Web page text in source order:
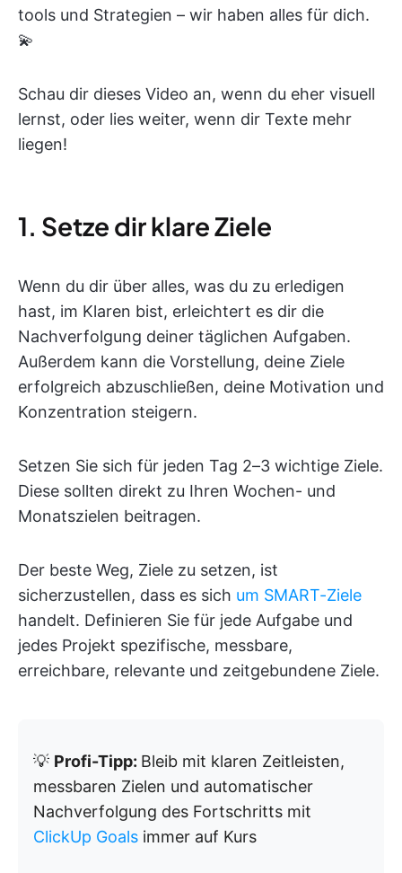
tools und Strategien – wir haben alles für dich.
💫
Schau dir dieses Video an, wenn du eher visuell
lernst, oder lies weiter, wenn dir Texte mehr
liegen!
1. Setze dir klare Ziele
Wenn du dir über alles, was du zu erledigen
hast, im Klaren bist, erleichtert es dir die
Nachverfolgung deiner täglichen Aufgaben.
Außerdem kann die Vorstellung, deine Ziele
erfolgreich abzuschließen, deine Motivation und
Konzentration steigern.
Setzen Sie sich für jeden Tag 2–3 wichtige Ziele.
Diese sollten direkt zu Ihren Wochen- und
Monatszielen beitragen.
Der beste Weg, Ziele zu setzen, ist
sicherzustellen, dass es sich um SMART-Ziele
handelt. Definieren Sie für jede Aufgabe und
jedes Projekt spezifische, messbare,
erreichbare, relevante und zeitgebundene Ziele.
💡 Profi-Tipp: Bleib mit klaren Zeitleisten,
messbaren Zielen und automatischer
Nachverfolgung des Fortschritts mit
ClickUp Goals immer auf Kurs